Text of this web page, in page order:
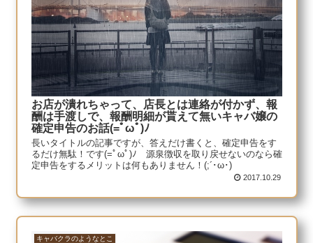
お店が潰れちゃって、店長とは連絡が付かず、報
酬は手渡しで、報酬明細が貰えて無いキャバ嬢の
確定申告のお話(=ﾟωﾟ)ﾉ
長いタイトルの記事ですが、答えだけ書くと、確定申告をす
るだけ無駄！です(=ﾟωﾟ)ﾉ 源泉徴収を取り戻せないのなら確
定申告をするメリットは何もありません！(;´･ω･)
2017.10.29
キャバクラのようなとこ